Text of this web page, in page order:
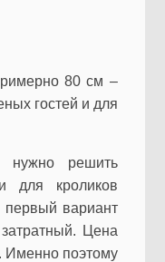
80 см –
гостей и для
нужно решить
для кроликов
первый вариант
Цена
Именно поэтому